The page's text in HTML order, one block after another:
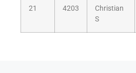
21 4203
Christian
S